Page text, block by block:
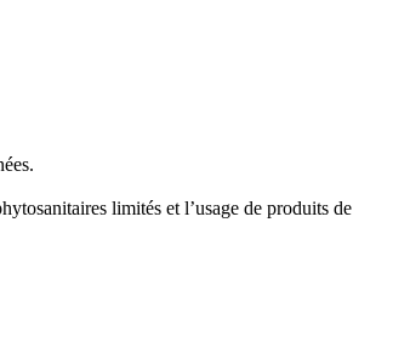
limités et l’usage de produits de